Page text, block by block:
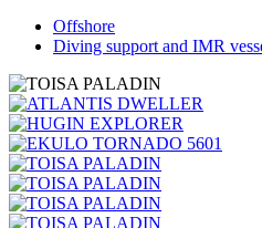
Offshore
Diving support and IMR